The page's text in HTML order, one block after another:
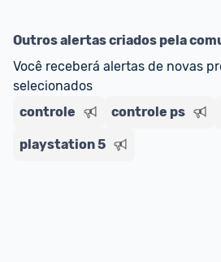
Outros alertas criados pela
Você receberá alertas de novas
selecionados
controle
controle ps
playstation 5